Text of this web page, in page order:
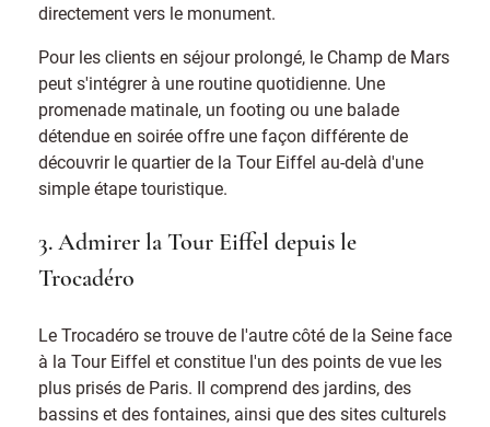
directement vers le monument.
Pour les clients en séjour prolongé, le Champ de Mars
peut s'intégrer à une routine quotidienne. Une
promenade matinale, un footing ou une balade
détendue en soirée offre une façon différente de
découvrir le quartier de la Tour Eiffel au-delà d'une
simple étape touristique.
3. Admirer la Tour Eiffel depuis le
Trocadéro
Le Trocadéro se trouve de l'autre côté de la Seine face
à la Tour Eiffel et constitue l'un des points de vue les
plus prisés de Paris. Il comprend des jardins, des
bassins et des fontaines, ainsi que des sites culturels